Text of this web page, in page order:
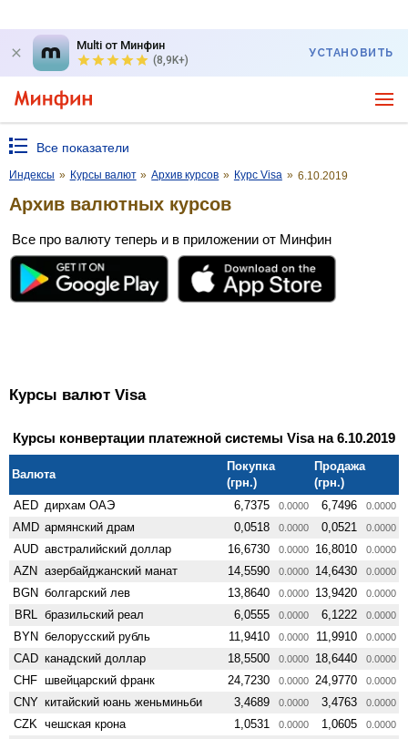
Multi от Минфин
(8,9K+)
УСТАНОВИТЬ
Все показатели
Индексы » Курсы валют » Архив курсов » Курс Visa » 6.10.2019
Архив валютных курсов
Все про валюту теперь и в приложении от Минфин
Курсы валют Visa
Курсы конвертации платежной системы Visa на 6.10.2019
Валюта
Покупка
(грн.)
Продажа
(грн.)
AED дирхам ОАЭ 6,7375 0.0000 6,7496 0.0000
AMD армянский драм 0,0518 0.0000 0,0521 0.0000
AUD австралийский доллар 16,6730 0.0000 16,8010 0.0000
AZN азербайджанский манат 14,5590 0.0000 14,6430 0.0000
BGN болгарский лев 13,8640 0.0000 13,9420 0.0000
BRL бразильский реал 6,0555 0.0000 6,1222 0.0000
BYN белорусский рубль 11,9410 0.0000 11,9910 0.0000
CAD канадский доллар 18,5500 0.0000 18,6440 0.0000
CHF швейцарский франк 24,7230 0.0000 24,9770 0.0000
CNY китайский юань женьминьби 3,4689 0.0000 3,4763 0.0000
CZK чешская крона 1,0531 0.0000 1,0605 0.0000